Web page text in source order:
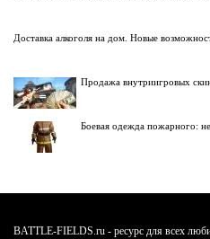
Доставка алкоголя на дом. Новые
Продажа внутриигровых
Боевая одежда пожарного:
BATTLE-FIELDS.ru - ресурс для всех